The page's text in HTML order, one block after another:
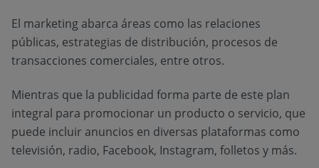
El marketing abarca áreas como las relaciones
públicas, estrategias de distribución, procesos de
transacciones comerciales, entre otros.
Mientras que la publicidad forma parte de este plan
integral para promocionar un producto o servicio, que
puede incluir anuncios en diversas plataformas como
televisión, radio, Facebook, Instagram, folletos y más.